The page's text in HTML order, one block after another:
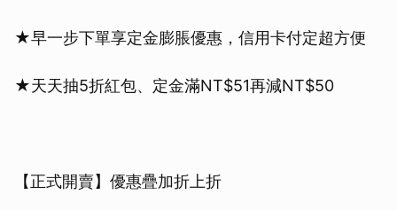
★️早一步下單享定金膨脹優惠，信用卡付定超方便
★️天天抽5折紅包、定金滿NT$51再減NT$50
【正式開賣】優惠疊加折上折